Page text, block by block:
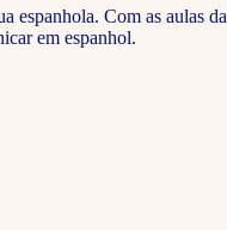
espanhola. Com as aulas da
em espanhol.